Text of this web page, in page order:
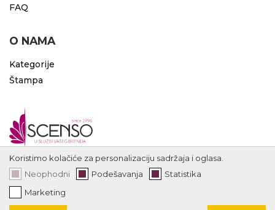
FAQ
O NAMA
Kategorije
Štampa
Koristimo kolačiće za personalizaciju sadržaja i oglasa.
Neophodni
Podešavanja
Statistika
Marketing